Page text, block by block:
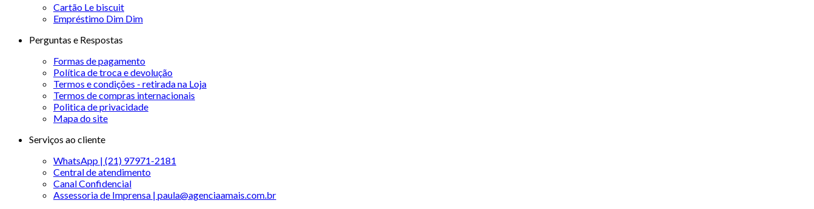
Cartão Le biscuit
Empréstimo Dim Dim
Perguntas e Respostas
Formas de pagamento
Política de troca e devolução
Termos e condições - retirada na Loja
Termos de compras internacionais
Politica de privacidade
Mapa do site
Serviços ao cliente
WhatsApp | (21) 97971-2181
Central de atendimento
Canal Confidencial
Assessoria de Imprensa | paula@agenciaamais.com.br